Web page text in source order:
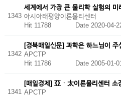
1343
세계에서 가장 큰 물리학 실험의
아시아태평양이론물리센터
Hit 11788 Date 2020-04-
1342
[경북매일신문] 과학은 하느님이 주
APCTP
Hit 11786
Date 2005-01-
1341
[매일경제] 亞ㆍ太이론물리센터 소
APCTP